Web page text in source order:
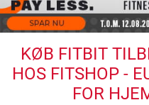
KØB FITBIT
HOS FITSHOP -
FOR